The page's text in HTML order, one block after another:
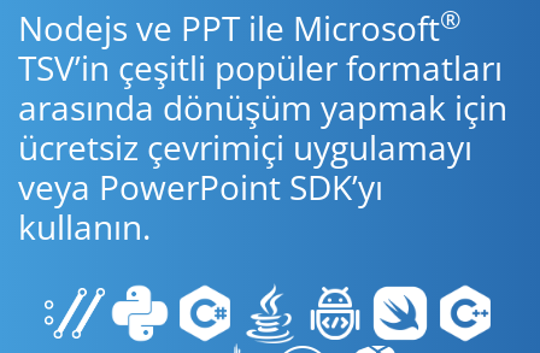
Nodejs ve PPT ile Microsoft®
TSV’in çeşitli popüler formatları
arasında dönüşüm yapmak için
ücretsiz çevrimiçi uygulamayı
veya PowerPoint SDK’yı
kullanın.